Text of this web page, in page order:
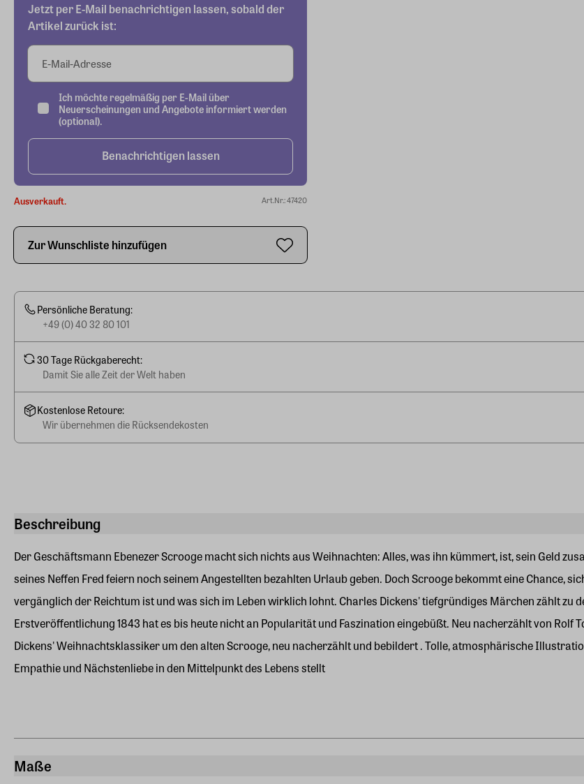
Beschreibung
Der Geschäftsmann Ebenezer Scrooge macht sich nichts aus Weihnachten: Alles, was ihn kümmert, ist, sein Geld
seines Neffen Fred feiern noch seinem Angestellten bezahlten Urlaub geben. Doch Scrooge bekommt eine Chance,
vergänglich der Reichtum ist und was sich im Leben wirklich lohnt. Charles Dickens' tiefgründiges Märchen zählt zu
Erstveröffentlichung 1843 hat es bis heute nicht an Popularität und Faszination eingebüßt. Neu nacherzählt von
Dickens' Weihnachtsklassiker um den alten Scrooge, neu nacherzählt und bebildert . Tolle, atmosphärische
Empathie und Nächstenliebe in den Mittelpunkt des Lebens stellt
Maße
Jetzt per E-Mail benachrichtigen lassen, sobald der
Artikel zurück ist:
E-Mail-Adresse
Ich möchte regelmäßig per E-Mail über
Neuerscheinungen und Angebote informiert werden
(optional).
Benachrichtigen lassen
Ausverkauft. Art.Nr.: 47420
Zur Wunschliste hinzufügen
Persönliche Beratung:
+49 (0) 40 32 80 101
30 Tage Rückgaberecht:
Damit Sie alle Zeit der Welt haben
Kostenlose Retoure:
Wir übernehmen die Rücksendekosten